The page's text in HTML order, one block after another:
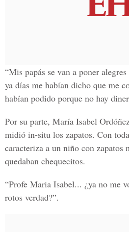
“Mis papás se van a poner
ya días me habían dicho que me
habían podido porque no hay
Por su parte, María Isabel
midió in-situ los zapatos. Con
caracteriza a un niño con zapatos
quedaban chequecitos.
“Profe Maria Isabel... ¿ya no me
rotos verdad?”.